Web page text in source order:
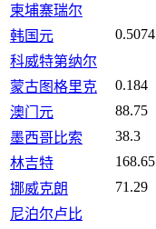
柬埔寨瑞尔
韩国元
0.5074
科威特第纳尔
蒙古图格里克
0.184
澳门元
88.75
墨西哥比索
38.3
林吉特
168.65
挪威克朗
71.29
尼泊尔卢比